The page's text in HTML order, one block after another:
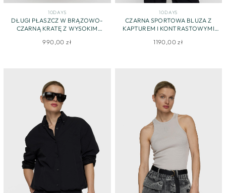
10DAYS
DŁUGI PŁASZCZ W BRĄZOWO-
CZARNĄ KRATĘ Z WYSOKIM
990,00 zł
10DAYS
CZARNA SPORTOWA BLUZA Z
KAPTUREM I KONTRASTOWYMI
1190,00 zł